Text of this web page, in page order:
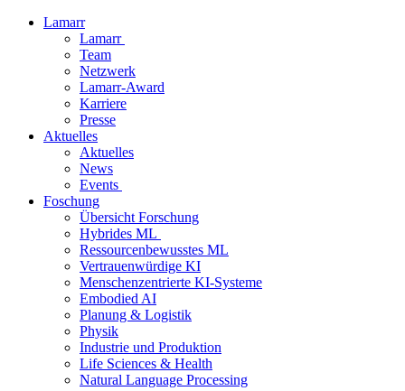
Lamarr
Lamarr
Team
Netzwerk
Lamarr-Award
Karriere
Presse
Aktuelles
Aktuelles
News
Events
Foschung
Übersicht Forschung
Hybrides ML
Ressourcenbewusstes ML
Vertrauenwürdige KI
Menschenzentrierte KI-Systeme
Embodied AI
Planung & Logistik
Physik
Industrie und Produktion
Life Sciences & Health
Natural Language Processing